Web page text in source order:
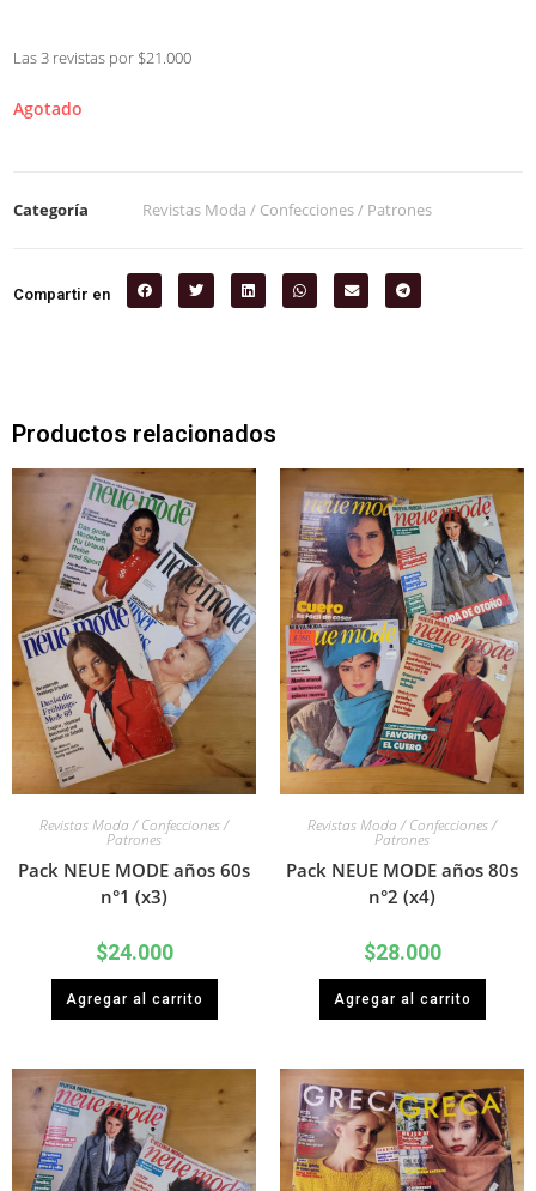
Las 3 revistas por $21.000
Agotado
Categoría Revistas Moda / Confecciones / Patrones
Compartir en
Productos relacionados
Revistas Moda / Confecciones /
Patrones
Pack NEUE MODE años 60s
n°1 (x3)
$24.000
Agregar al carrito
Revistas Moda / Confecciones /
Patrones
Pack NEUE MODE años 80s
n°2 (x4)
$28.000
Agregar al carrito